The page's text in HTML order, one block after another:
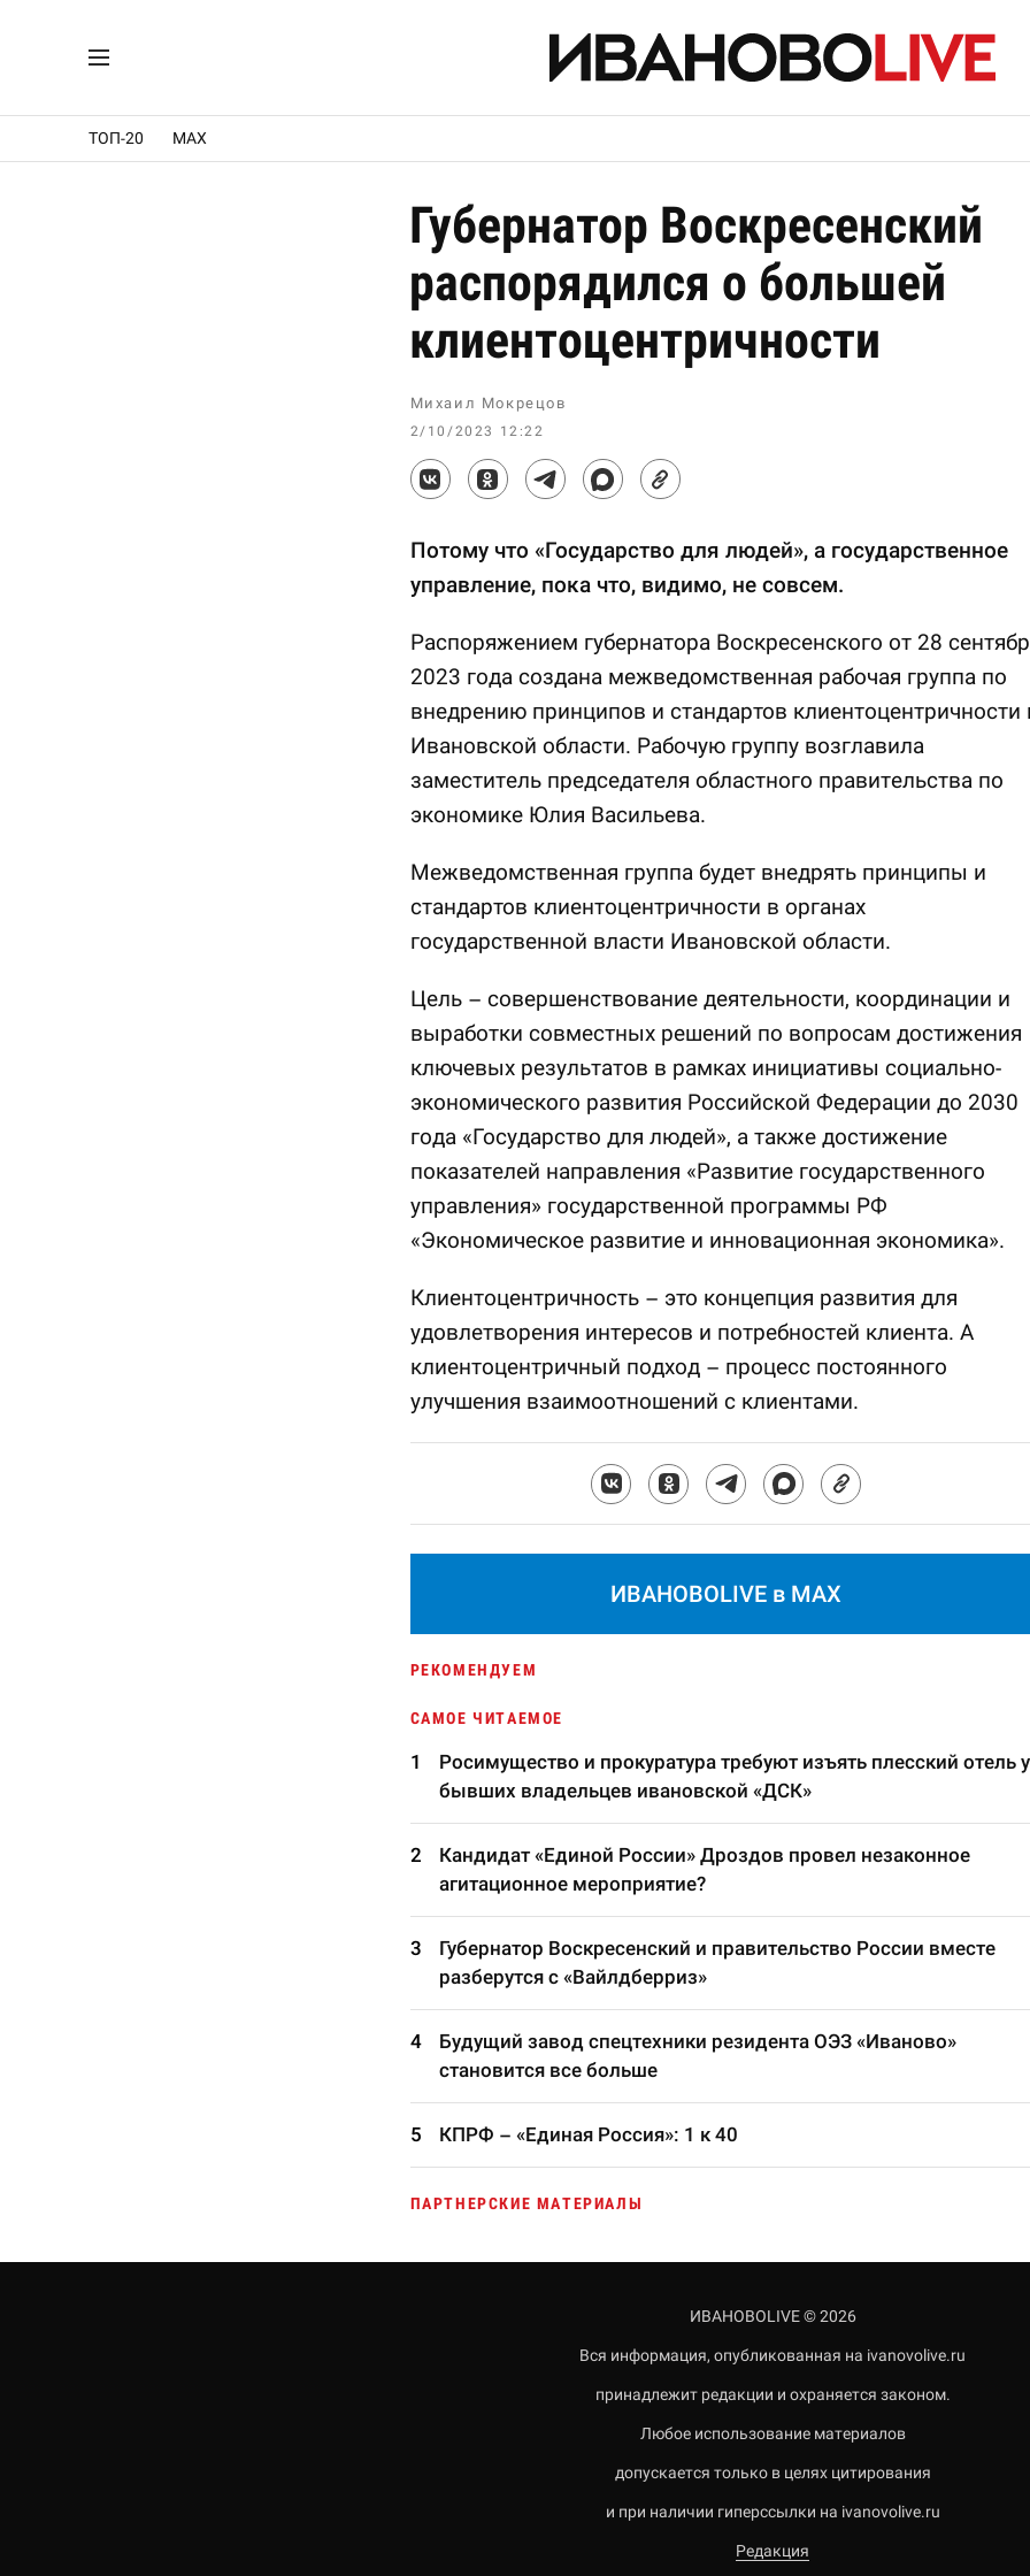
ТОП-20 MAX
Губернатор Воскресенский
распорядился о большей
клиентоцентричности
Михаил Мокрецов
2/10/2023 12:22
Потому что «Государство для людей», а государственное
управление, пока что, видимо, не совсем.
Распоряжением губернатора Воскресенского от 28
2023 года создана межведомственная рабочая группа по
внедрению принципов и стандартов клиентоцентричности
Ивановской области. Рабочую группу возглавила
заместитель председателя областного правительства по
экономике Юлия Васильева.
Межведомственная группа будет внедрять принципы и
стандартов клиентоцентричности в органах
государственной власти Ивановской области.
Цель – совершенствование деятельности, координации и
выработки совместных решений по вопросам достижения
ключевых результатов в рамках инициативы социально-
экономического развития Российской Федерации до 2030
года «Государство для людей», а также достижение
показателей направления «Развитие государственного
управления» государственной программы РФ
«Экономическое развитие и инновационная экономика».
Клиентоцентричность – это концепция развития для
удовлетворения интересов и потребностей клиента. А
клиентоцентричный подход – процесс постоянного
улучшения взаимоотношений с клиентами.
ИВАНОВОLIVE в MAX
РЕКОМЕНДУЕМ
САМОЕ ЧИТАЕМОЕ
Росимущество и прокуратура требуют изъять плесский отель у
бывших владельцев ивановской «ДСК»
Кандидат «Единой России» Дроздов провел незаконное
агитационное мероприятие?
Губернатор Воскресенский и правительство России вместе
разберутся с «Вайлдберриз»
Будущий завод спецтехники резидента ОЭЗ «Иваново»
становится все больше
КПРФ – «Единая Россия»: 1 к 40
ПАРТНЕРСКИЕ МАТЕРИАЛЫ
ИВАНОВОLIVE © 2026
Вся информация, опубликованная на ivanovolive.ru
принадлежит редакции и охраняется законом.
Любое использование материалов
допускается только в целях цитирования
и при наличии гиперссылки на ivanovolive.ru
Редакция